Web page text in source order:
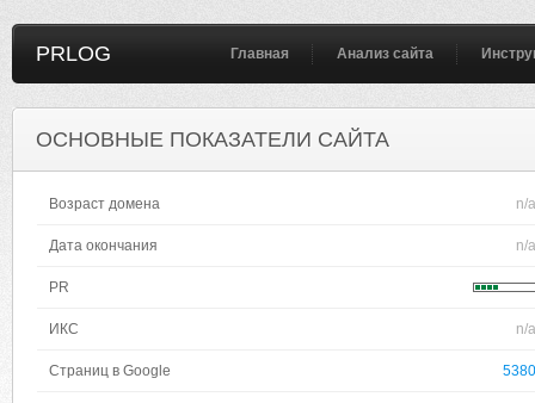
PRLOG Главная Анализ сайта
ОСНОВНЫЕ ПОКАЗАТЕЛИ САЙТА
Возраст домена n/a
Дата окончания n/a
PR
ИКС n/a
Страниц в Google 5380